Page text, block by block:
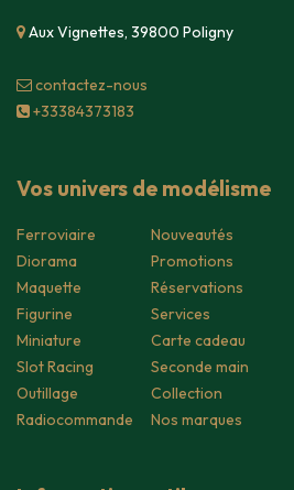
Aux Vignettes, 39800 Poligny
contacte​z-nous
+33384373183
Vos univers de modélisme
Ferroviaire
Diorama
Maquette
Figurine
Miniature
Slot Racing
Outillage
Radiocommande
Nouveautés
Promotions
Réservations
Services
Carte cadeau
Seconde main
Collection
Nos marques